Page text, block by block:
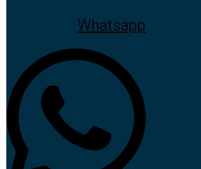
Whatsapp